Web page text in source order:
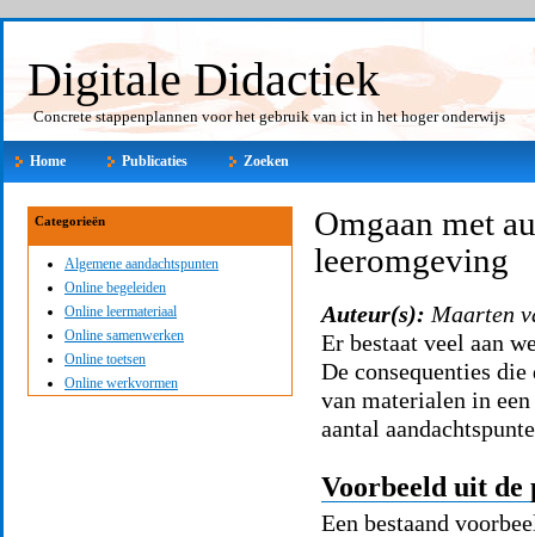
Digitale Didactiek
Concrete stappenplannen voor het gebruik van ict in het hoger onderwijs
Home Publicaties Zoeken
Categorieën
Algemene aandachtspunten
Online begeleiden
Online leermateriaal
Online samenwerken
Online toetsen
Online werkvormen
Omgaan met
leeromgeving
Auteur(s): Maarten
Er bestaat veel aan
De consequenties
van materialen in
aantal
Voorbeeld uit
Een bestaand